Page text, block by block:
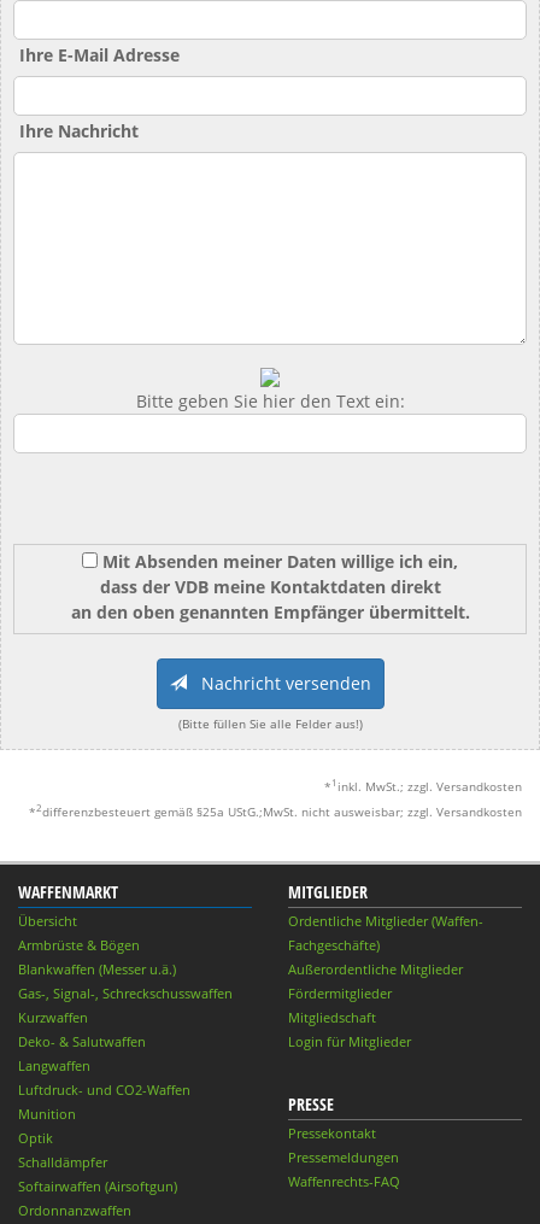
Ihre E-Mail Adresse
Ihre Nachricht
Bitte geben Sie hier den Text ein:
Mit Absenden meiner Daten willige ich ein,
dass der VDB meine Kontaktdaten direkt
an den oben genannten Empfänger übermittelt.
Nachricht versenden
(Bitte füllen Sie alle Felder aus!)
* 1 inkl. MwSt.; zzgl. Versandkosten
*2differenzbesteuert gemäß §25a UStG.;MwSt. nicht ausweisbar; zzgl. Versandkosten
WAFFENMARKT
Übersicht
Armbrüste & Bögen
Blankwaffen (Messer u.ä.)
Gas-, Signal-, Schreckschusswaffen
Kurzwaffen
Deko- & Salutwaffen
Langwaffen
Luftdruck- und CO2-Waffen
Munition
Optik
Schalldämpfer
Softairwaffen (Airsoftgun)
Ordonnanzwaffen
MITGLIEDER
Ordentliche Mitglieder (Waffen-
Fachgeschäfte)
Außerordentliche Mitglieder
Fördermitglieder
Mitgliedschaft
Login für Mitglieder
PRESSE
Pressekontakt
Pressemeldungen
Waffenrechts-FAQ